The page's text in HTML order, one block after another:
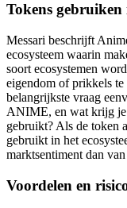
Tokens gebruiken
Messari beschrijft
ecosysteem waarin
soort ecosystemen
eigendom of prikkels
belangrijkste vraag
ANIME, en wat krijg je
gebruikt? Als de token
gebruikt in het
marktsentiment dan
Voordelen en